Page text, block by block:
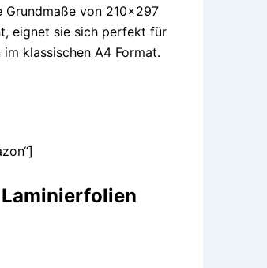
Grundmaße von 210×297
eignet sie sich perfekt für
klassischen A4 Format.